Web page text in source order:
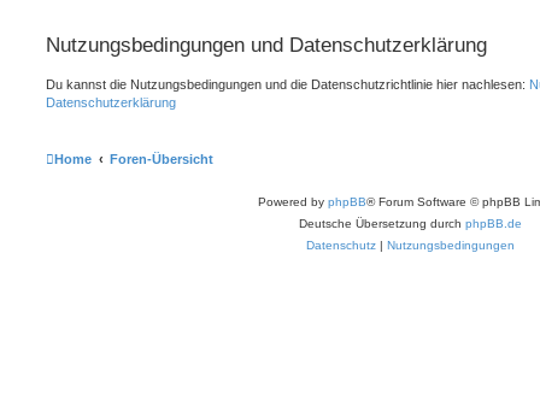
Nutzungsbedingungen und Datenschutzerklärung
Du kannst die Nutzungsbedingungen und die Datenschutzrichtlinie hier nachlesen:
Datenschutzerklärung
Home Foren-Übersicht
Powered by phpBB® Forum Software © phpBB
Deutsche Übersetzung durch phpBB.de
Datenschutz | Nutzungsbedingungen